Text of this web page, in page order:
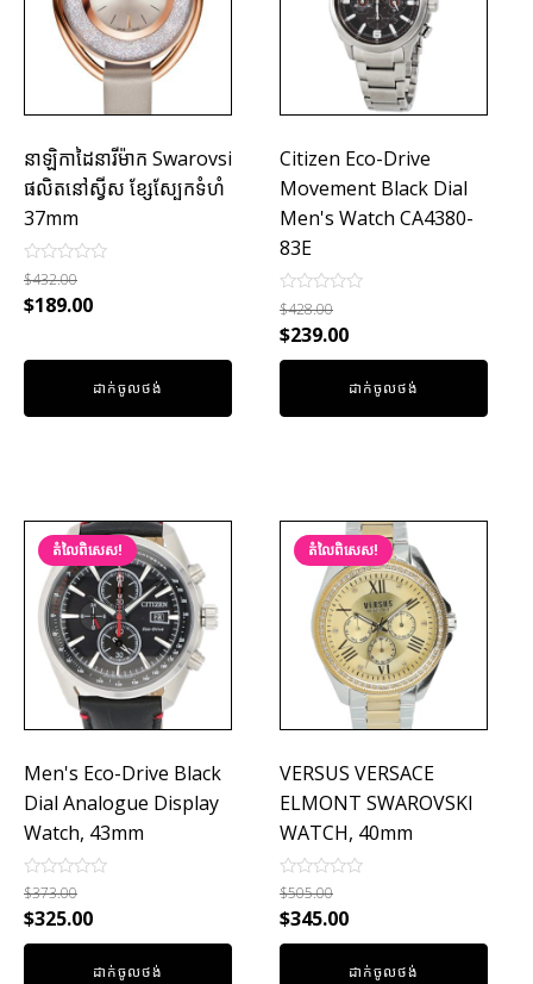
នាឡិកាដៃនារីម៉ាក Swarovsi
ផលិតនៅស្វីស ខ្សែស្បែកទំហំ
37mm
Rated
0
out
$432.00
$189.00
ដាក់ចូលថង់
Citizen Eco-Drive
Movement Black Dial
Men's Watch CA4380-
83E
Rated
0
out
5
$428.00
$239.00
ដាក់ចូលថង់
តំលៃពិសេស!
Men's Eco-Drive Black
Dial Analogue Display
Watch, 43mm
Rated
0
out
5
$373.00
$325.00
ដាក់ចូលថង់
តំលៃពិសេស!
VERSUS VERSACE
ELMONT SWAROVSKI
WATCH, 40mm
Rated
0
out
5
$505.00
$345.00
ដាក់ចូលថង់